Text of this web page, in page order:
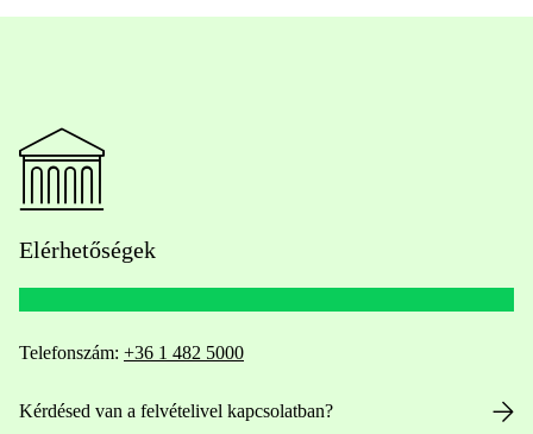
Elérhetőségek
Telefonszám: +36 1 482 5000
Kérdésed van a felvételivel kapcsolatban?